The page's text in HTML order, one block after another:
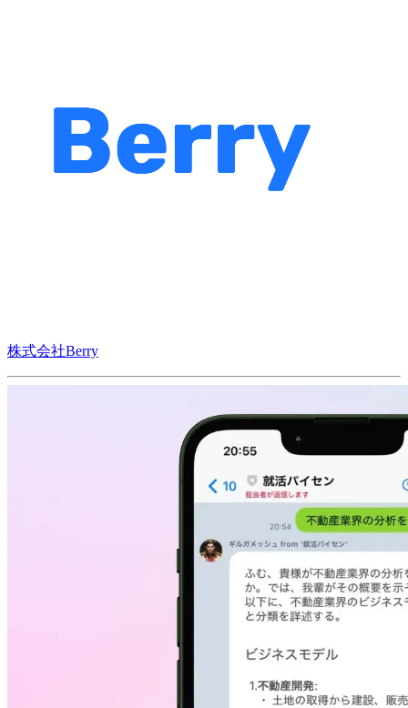
株式会社Berry